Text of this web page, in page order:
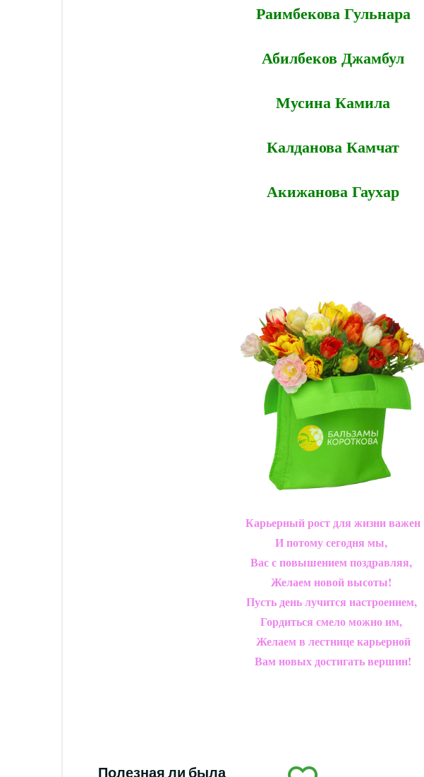
Раимбекова Гульнара
Абилбеков Джамбул
Мусина Камила
Калданова Камчат
Акижанова Гаухар
Карьерный рост для жизни важен
И потому сегодня мы,
Вас с повышением поздравляя,
Желаем новой высоты!
Пусть день лучится настроением,
Гордиться смело можно им,
Желаем в лестнице карьерной
Вам новых достигать вершин!
Полезная ли была